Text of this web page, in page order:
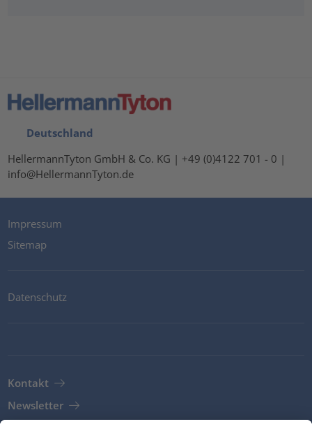
Deutschland
HellermannTyton GmbH & Co. KG | +49 (0)4122 701 - 0 |
info@HellermannTyton.de
Impressum
Sitemap
Datenschutz
Kontakt
Newsletter